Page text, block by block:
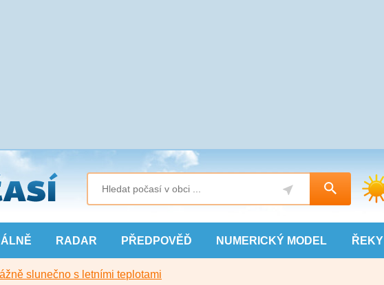
RADAR PŘEDPOVĚĎ NUMERICKÝ MODEL ŘEKY
slunečno s letními teplotami